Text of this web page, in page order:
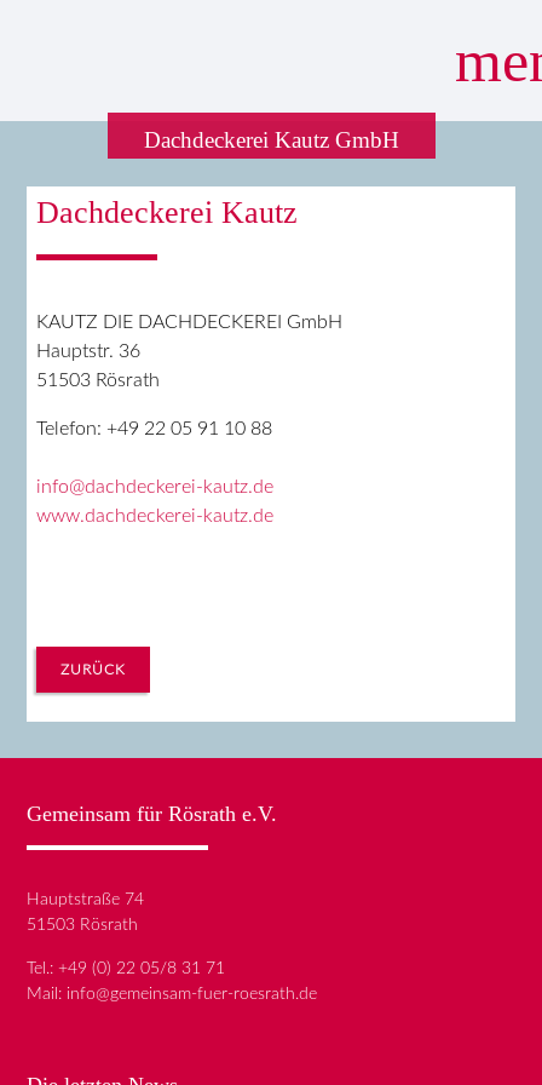
Suchbegriffe SUCHEN
Dachdeckerei Kautz GmbH
Dachdeckerei Kautz
KAUTZ DIE DACHDECKEREI GmbH
Hauptstr. 36
51503 Rösrath
Telefon: +49 22 05 91 10 88
info@dachdeckerei-kautz.de
www.dachdeckerei-kautz.de
ZURÜCK
Gemeinsam für Rösrath e.V.
Hauptstraße 74
51503 Rösrath
Tel.:+49 (0) 22 05/8 31 71
Mail: info@gemeinsam-fuer-roesrath.de